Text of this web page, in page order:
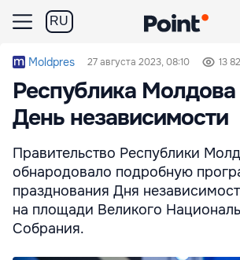
RU
Moldpres 27 августа 2023, 08:10 13
Республика Молдова
День независимости
Правительство Республики
обнародовало подробную
празднования Дня
на площади Великого
Собрания.